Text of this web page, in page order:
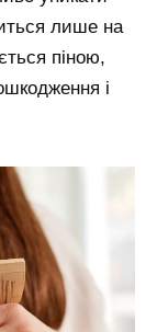
лише на
піною,
і